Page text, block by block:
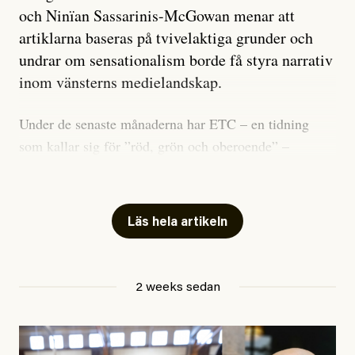
och Ninïan Sassarinis-McGowan menar att
artiklarna baseras på tvivelaktiga grunder och
undrar om sensationalism borde få styra narrativ
inom vänsterns medielandskap.
Under de senaste månaderna har ETC – en tidning
som kallar sig för ”röd, grön och oberoende” –
skriver för? Vad betyder det att vara en ”röd, grön och
oberoende” tidning? Och vad är egentligen bra
utpekas som israelisk infiltratör”. Enligt ingressen
Läs hela artikeln
2 weeks sedan